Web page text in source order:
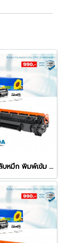
HP 145A ตลับหมึก พิมพ์เข้ม คมชัด รับประกัน 100%